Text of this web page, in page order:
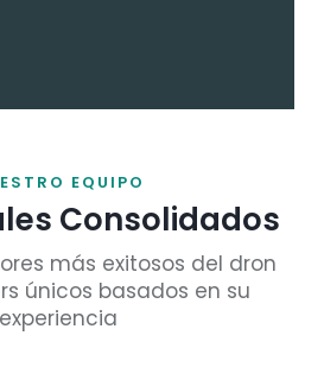
EQUIPO
Consolidados
más exitosos del dron
únicos basados en su
experiencia